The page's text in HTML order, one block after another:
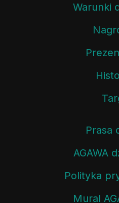
Warunki
Prasa
AGAWA
Polityka
Mural